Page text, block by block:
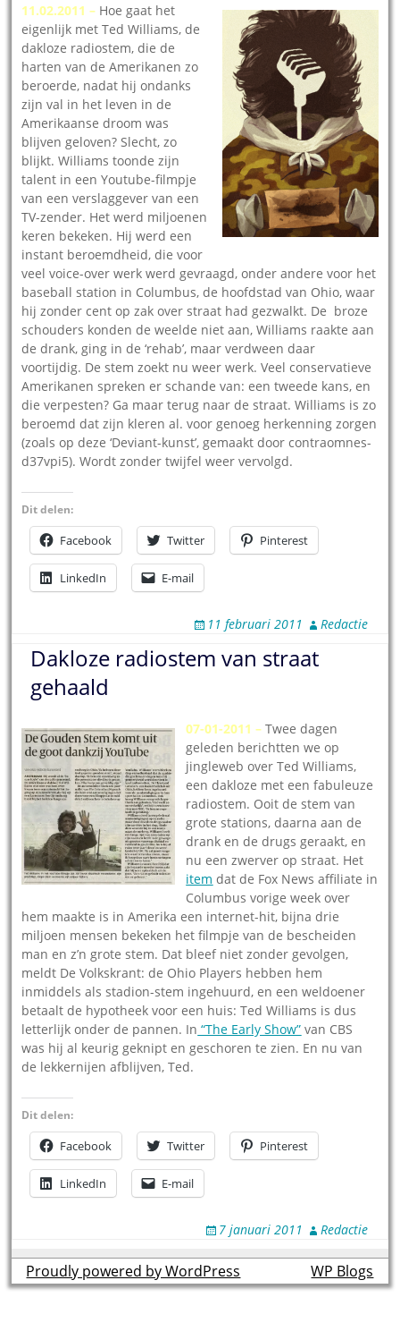
11.02.2011 – Hoe gaat het
eigenlijk met Ted Williams, de
dakloze radiostem, die de
harten van de Amerikanen zo
beroerde, nadat hij ondanks
zijn val in het leven in de
Amerikaanse droom was
blijven geloven? Slecht, zo
blijkt. Williams toonde zijn
talent in een Youtube-filmpje
van een verslaggever van een
TV-zender. Het werd miljoenen
keren bekeken. Hij werd een
instant beroemdheid, die voor
veel voice-over werk werd gevraagd, onder andere voor het
baseball station in Columbus, de hoofdstad van Ohio, waar
hij zonder cent op zak over straat had gezwalkt. De broze
schouders konden de weelde niet aan, Williams raakte aan
de drank, ging in de ‘rehab’, maar verdween daar
voortijdig. De stem zoekt nu weer werk. Veel conservatieve
Amerikanen spreken er schande van: een tweede kans, en
die verpesten? Ga maar terug naar de straat. Williams is zo
beroemd dat zijn kleren al. voor genoeg herkenning zorgen
(zoals op deze ‘Deviant-kunst’, gemaakt door contraomnes-
d37vpi5). Wordt zonder twijfel weer vervolgd.
Dit delen:
Facebook Twitter Pinterest
LinkedIn E-mail
11 februari 2011 Redactie
Dakloze radiostem van straat
gehaald
07-01-2011 –Twee dagen
geleden berichtten we op
jingleweb over Ted Williams,
een dakloze met een fabuleuze
radiostem. Ooit de stem van
grote stations, daarna aan de
drank en de drugs geraakt, en
nu een zwerver op straat. Het
item dat de Fox News affiliate in
Columbus vorige week over
hem maakte is in Amerika een internet-hit, bijna drie
miljoen mensen bekeken het filmpje van de bescheiden
man en z’n grote stem. Dat bleef niet zonder gevolgen,
meldt De Volkskrant: de Ohio Players hebben hem
inmiddels als stadion-stem ingehuurd, en een weldoener
betaalt de hypotheek voor een huis: Ted Williams is dus
letterlijk onder de pannen. In “The Early Show” van CBS
was hij al keurig geknipt en geschoren te zien. En nu van
de lekkernijen afblijven, Ted.
Dit delen:
Facebook Twitter Pinterest
LinkedIn E-mail
7 januari 2011 Redactie
Proudly powered by WordPress theme byWP Blogs